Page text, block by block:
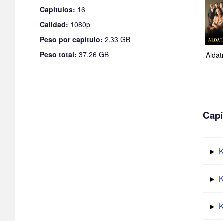
Capítulos: 16
Calidad: 1080p
Peso por capítulo: 2.33 GB
Peso total: 37.26 GB